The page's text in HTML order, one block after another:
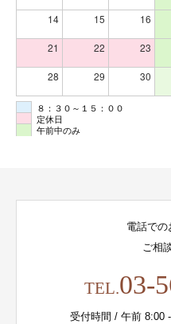
14 15 16
21 22 23
28 29 30
８：３０～１５：００
定休日
午前中のみ
電話での
ご相
TEL.03-
受付時間 / 午前 8:00